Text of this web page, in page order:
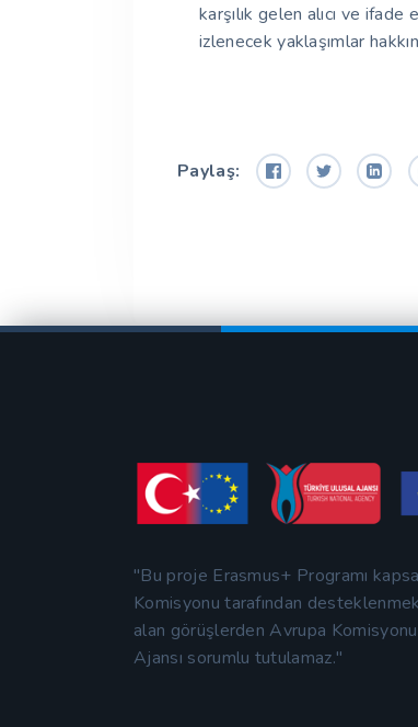
karşılık gelen alıcı ve
izlenecek yaklaşımlar
Paylaş:
"Bu proje Erasmus+ Programı
Komisyonu tarafından
alan görüşlerden Avrupa
Ajansı sorumlu tutulamaz."